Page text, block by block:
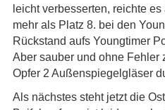
leicht verbesserten, reichte
mehr als Platz 8. bei den
Rückstand aufs Youngtimer
Aber sauber und ohne Fehler
Opfer 2 Außenspiegelgläser
Als nächstes steht jetzt die